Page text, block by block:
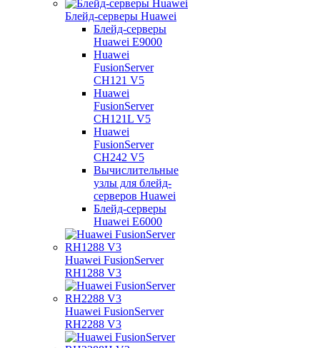
Блейд-серверы Huawei
Блейд-серверы
Huawei E9000
Huawei
FusionServer
CH121 V5
Huawei
FusionServer
CH121L V5
Huawei
FusionServer
CH242 V5
Вычислительные
узлы для блейд-
серверов Huawei
Блейд-серверы
Huawei E6000
Huawei FusionServer
RH1288 V3
Huawei FusionServer
RH2288 V3